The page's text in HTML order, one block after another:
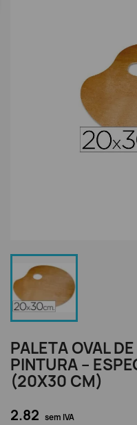
PALETA OVAL
PINTURA –
(20X30 CM)
2.82 sem IVA